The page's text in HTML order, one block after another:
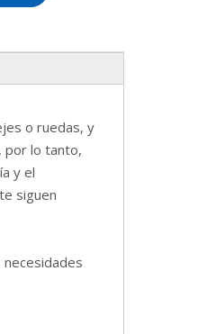
o ruedas, y
por lo tanto,
y el
siguen